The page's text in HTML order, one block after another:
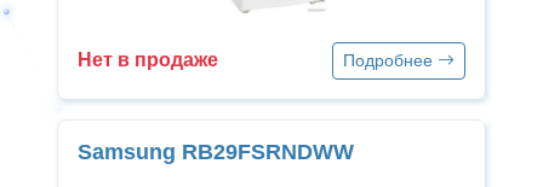
Нет в продаже Подробнее
Samsung RB29FSRNDWW